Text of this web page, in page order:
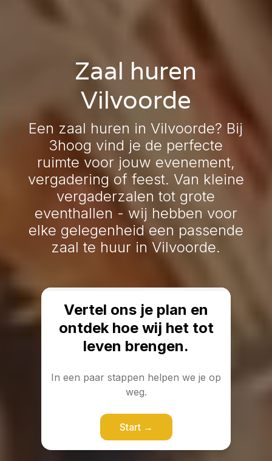
Zaal huren
Vilvoorde
Een zaal huren in Vilvoorde? Bij
3hoog vind je de perfecte
ruimte voor jouw evenement,
vergadering of feest. Van kleine
vergaderzalen tot grote
eventhallen - wij hebben voor
elke gelegenheid een passende
zaal te huur in Vilvoorde.